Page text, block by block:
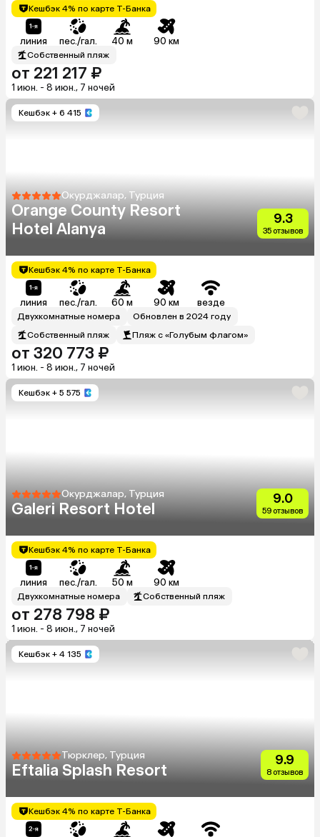
Кешбэк 4% по карте Т-Банка
линия пес./гал. 40 м 90 км
Собственный пляж
от 221 217 ₽
1 июн. - 8 июн., 7 ночей
Кешбэк + 6 415
Окурджалар, Турция
Orange County Resort
Hotel Alanya
9.3
35 отзывов
Кешбэк 4% по карте Т-Банка
линия пес./гал. 60 м 90 км везде
Двухкомнатные номера
Обновлен в 2024 году
Собственный пляж
Пляж с «Голубым флагом»
от 320 773 ₽
1 июн. - 8 июн., 7 ночей
Кешбэк + 5 575
Окурджалар, Турция
Galeri Resort Hotel
9.0
59 отзывов
Кешбэк 4% по карте Т-Банка
линия пес./гал. 50 м 90 км
Двухкомнатные номера Собственный пляж
от 278 798 ₽
1 июн. - 8 июн., 7 ночей
Кешбэк + 4 135
Тюрклер, Турция
Eftalia Splash Resort
9.9
8 отзывов
Кешбэк 4% по карте Т-Банка